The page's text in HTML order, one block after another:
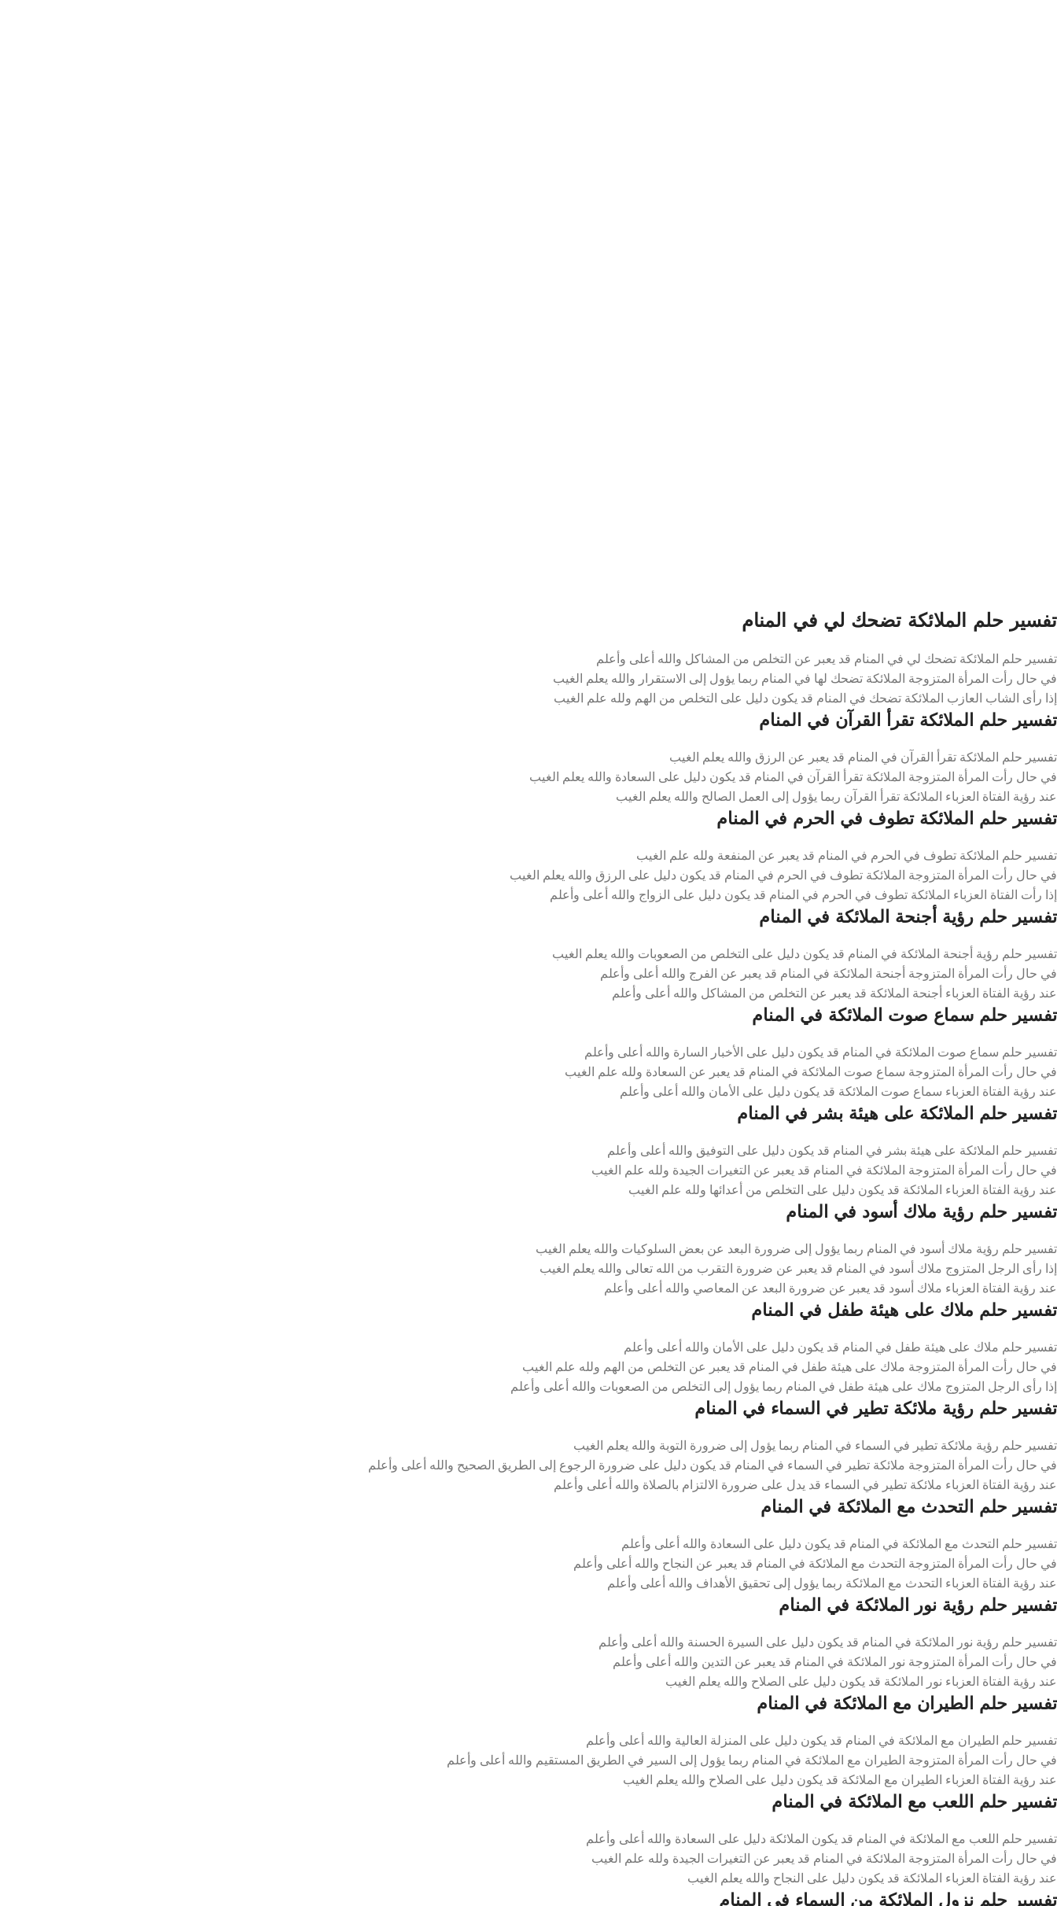
تفسير حلم الملائكة تضحك لي في المنام
تفسير حلم الملائكة تضحك لي في المنام قد يعبر عن التخلص من المشاكل والله أعلى وأعلم
في حال رأت المرأة المتزوجة الملائكة تضحك لها في المنام ربما يؤول إلى الاستقرار والله يعلم الغيب
إذا رأى الشاب العازب الملائكة تضحك في المنام قد يكون دليل على التخلص من الهم ولله علم الغيب
تفسير حلم الملائكة تقرأ القرآن في المنام
تفسير حلم الملائكة تقرأ القرآن في المنام قد يعبر عن الرزق والله يعلم الغيب
في حال رأت المرأة المتزوجة الملائكة تقرأ القرآن في المنام قد يكون دليل على السعادة والله يعلم الغيب
عند رؤية الفتاة العزباء الملائكة تقرأ القرآن ربما يؤول إلى العمل الصالح والله يعلم الغيب
تفسير حلم الملائكة تطوف في الحرم في المنام
تفسير حلم الملائكة تطوف في الحرم في المنام قد يعبر عن المنفعة ولله علم الغيب
في حال رأت المرأة المتزوجة الملائكة تطوف في الحرم في المنام قد يكون دليل على الرزق والله يعلم الغيب
إذا رأت الفتاة العزباء الملائكة تطوف في الحرم في المنام قد يكون دليل على الزواج والله أعلى وأعلم
تفسير حلم رؤية أجنحة الملائكة في المنام
تفسير حلم رؤية أجنحة الملائكة في المنام قد يكون دليل على التخلص من الصعوبات والله يعلم الغيب
في حال رأت المرأة المتزوجة أجنحة الملائكة في المنام قد يعبر عن الفرج والله أعلى وأعلم
عند رؤية الفتاة العزباء أجنحة الملائكة قد يعبر عن التخلص من المشاكل والله أعلى وأعلم
تفسير حلم سماع صوت الملائكة في المنام
تفسير حلم سماع صوت الملائكة في المنام قد يكون دليل على الأخبار السارة والله أعلى وأعلم
في حال رأت المرأة المتزوجة سماع صوت الملائكة في المنام قد يعبر عن السعادة ولله علم الغيب
عند رؤية الفتاة العزباء سماع صوت الملائكة قد يكون دليل على الأمان والله أعلى وأعلم
تفسير حلم الملائكة على هيئة بشر في المنام
تفسير حلم الملائكة على هيئة بشر في المنام قد يكون دليل على التوفيق والله أعلى وأعلم
في حال رأت المرأة المتزوجة الملائكة في المنام قد يعبر عن التغيرات الجيدة ولله علم الغيب
عند رؤية الفتاة العزباء الملائكة قد يكون دليل على التخلص من أعدائها ولله علم الغيب
تفسير حلم رؤية ملاك أسود في المنام
تفسير حلم رؤية ملاك أسود في المنام ربما يؤول إلى ضرورة البعد عن بعض السلوكيات والله يعلم الغيب
إذا رأى الرجل المتزوج ملاك أسود في المنام قد يعبر عن ضرورة التقرب من الله تعالى والله يعلم الغيب
عند رؤية الفتاة العزباء ملاك أسود قد يعبر عن ضرورة البعد عن المعاصي والله أعلى وأعلم
تفسير حلم ملاك على هيئة طفل في المنام
تفسير حلم ملاك على هيئة طفل في المنام قد يكون دليل على الأمان والله أعلى وأعلم
في حال رأت المرأة المتزوجة ملاك على هيئة طفل في المنام قد يعبر عن التخلص من الهم ولله علم الغيب
إذا رأى الرجل المتزوج ملاك على هيئة طفل في المنام ربما يؤول إلى التخلص من الصعوبات والله أعلى وأعلم
تفسير حلم رؤية ملائكة تطير في السماء في المنام
تفسير حلم رؤية ملائكة تطير في السماء في المنام ربما يؤول إلى ضرورة التوبة والله يعلم الغيب
في حال رأت المرأة المتزوجة ملائكة تطير في السماء في المنام قد يكون دليل على ضرورة الرجوع إلى الطريق الصحيح والله أعلى وأعلم
عند رؤية الفتاة العزباء ملائكة تطير في السماء قد يدل على ضرورة الالتزام بالصلاة والله أعلى وأعلم
تفسير حلم التحدث مع الملائكة في المنام
تفسير حلم التحدث مع الملائكة في المنام قد يكون دليل على السعادة والله أعلى وأعلم
في حال رأت المرأة المتزوجة التحدث مع الملائكة في المنام قد يعبر عن النجاح والله أعلى وأعلم
عند رؤية الفتاة العزباء التحدث مع الملائكة ربما يؤول إلى تحقيق الأهداف والله أعلى وأعلم
تفسير حلم رؤية نور الملائكة في المنام
تفسير حلم رؤية نور الملائكة في المنام قد يكون دليل على السيرة الحسنة والله أعلى وأعلم
في حال رأت المرأة المتزوجة نور الملائكة في المنام قد يعبر عن التدين والله أعلى وأعلم
عند رؤية الفتاة العزباء نور الملائكة قد يكون دليل على الصلاح والله يعلم الغيب
تفسير حلم الطيران مع الملائكة في المنام
تفسير حلم الطيران مع الملائكة في المنام قد يكون دليل على المنزلة العالية والله أعلى وأعلم
في حال رأت المرأة المتزوجة الطيران مع الملائكة في المنام ربما يؤول إلى السير في الطريق المستقيم والله أعلى وأعلم
عند رؤية الفتاة العزباء الطيران مع الملائكة قد يكون دليل على الصلاح والله يعلم الغيب
تفسير حلم اللعب مع الملائكة في المنام
تفسير حلم اللعب مع الملائكة في المنام قد يكون الملائكة دليل على السعادة والله أعلى وأعلم
في حال رأت المرأة المتزوجة الملائكة في المنام قد يعبر عن التغيرات الجيدة ولله علم الغيب
عند رؤية الفتاة العزباء الملائكة قد يكون دليل على النجاح والله يعلم الغيب
تفسير حلم نزول الملائكة من السماء في المنام